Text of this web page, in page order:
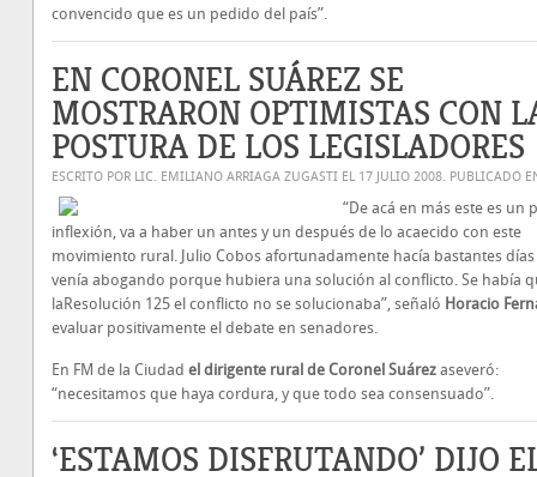
convencido que es un pedido del país”.
EN CORONEL SUÁREZ SE
MOSTRARON OPTIMISTAS CON
POSTURA DE LOS LEGISLADORES
ESCRITO POR LIC. EMILIANO ARRIAGA ZUGASTI EL 17 JULIO 2008. PUBLICADO
“De acá en más este es un
inflexión, va a haber un antes y un después de lo acaecido con este
movimiento rural. Julio Cobos afortunadamente hacía bastantes
venía abogando porque hubiera una solución al conflicto. Se había
laResolución 125 el conflicto no se solucionaba”, señaló Horacio
evaluar positivamente el debate en senadores.
En FM de la Ciudad el dirigente rural de Coronel Suárez aseveró:
“necesitamos que haya cordura, y que todo sea consensuado”.
‘ESTAMOS DISFRUTANDO’ DIJO